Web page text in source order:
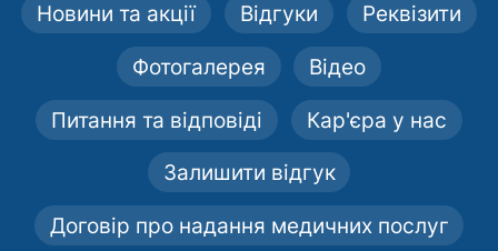
Новини та акції Відгуки Реквізити
Фотогалерея Відео
Питання та відповіді Кар'єра у нас
Залишити відгук
Договір про надання медичних послуг